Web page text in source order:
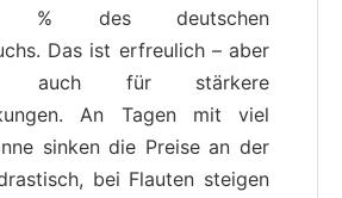
% des deutschen
Das ist erfreulich – aber
auch für stärkere
An Tagen mit viel
sinken die Preise an der
bei Flauten steigen